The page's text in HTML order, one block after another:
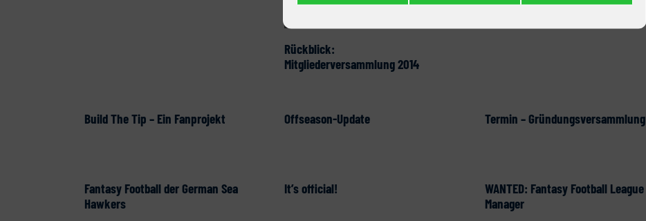
Rückblick:
Mitgliederversammlung 2014
Build The Tip – Ein Fanprojekt Offseason-Update Termin – Gründungsversammlung
Fantasy Football der German Sea
Hawkers
It’s official!
WANTED: Fantasy Football League
Manager